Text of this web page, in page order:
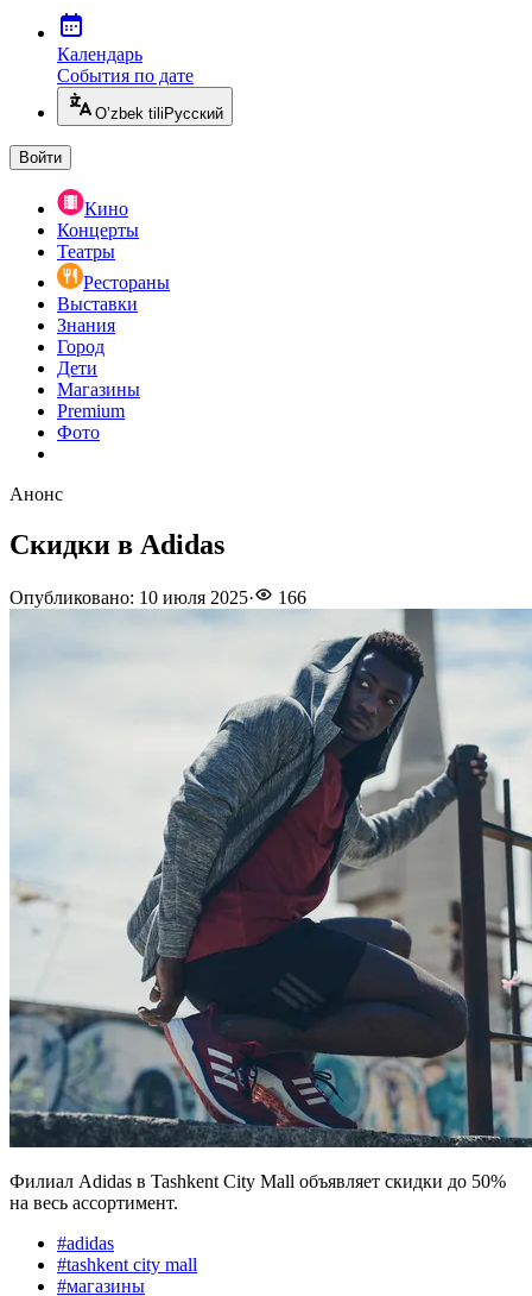
Календарь
События по дате
O’zbek tili Русский
Войти
Кино
Концерты
Театры
Рестораны
Выставки
Знания
Город
Дети
Магазины
Premium
Фото
Анонс
Скидки в Adidas
Опубликовано: 10 июля 2025· 166
Филиал Adidas в Tashkent City Mall объявляет скидки до 50%
на весь ассортимент.
#adidas
#tashkent city mall
#магазины